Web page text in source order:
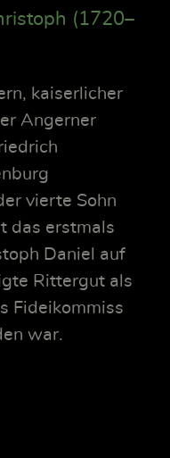
(1720–
kaiserlicher
Angerner
vierte Sohn
das erstmals
Daniel auf
Rittergut als
Fideikommiss
war.